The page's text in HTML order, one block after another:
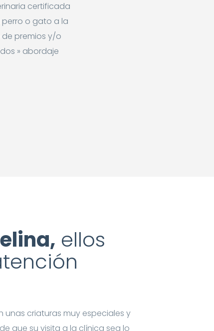
certificada
perro o gato a la
de premios y/o
» abordaje
ellos
unas criaturas muy especiales y
que su visita a la clínica sea lo